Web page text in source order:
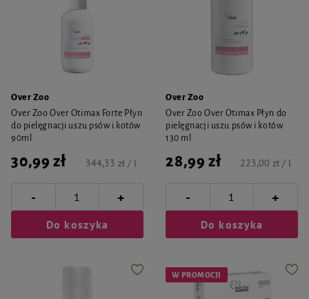
Over Zoo
Over Zoo Over Otimax Forte Płyn
do pielęgnacji uszu psów i kotów
90ml
30,99 zł 344,33 zł / l
- +
Do koszyka
Over Zoo
Over Zoo Over Otimax Płyn do
pielęgnacji uszu psów i kotów
130 ml
28,99 zł 223,00 zł / l
- +
Do koszyka
W PROMOCJI